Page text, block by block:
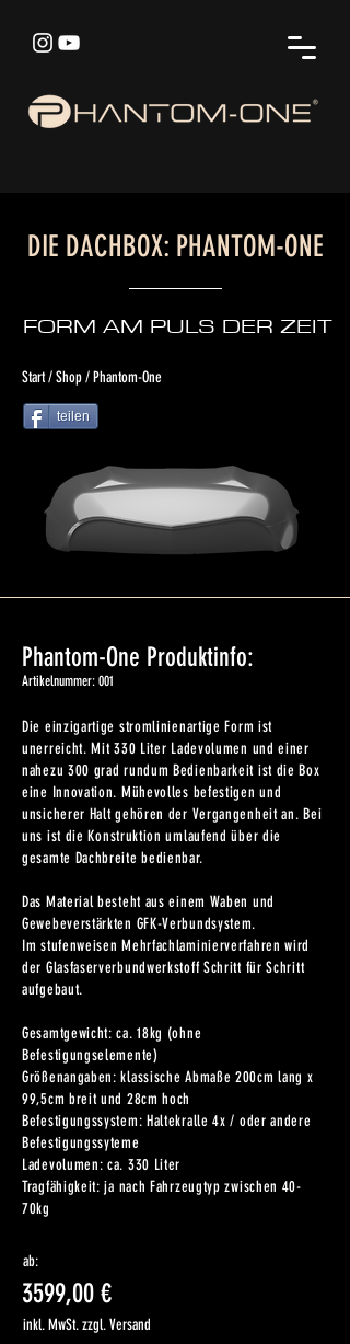
DIE DACHBOX: PHANTOM-ONE
FORM AM PULS DER ZEIT
Start / Shop / Phantom-One
teilen
Phantom-One Produktinfo:
Artikelnummer: 001
Die einzigartige stromlinienartige Form ist
unerreicht. Mit 330 Liter Ladevolumen und einer
nahezu 300 grad rundum Bedienbarkeit ist die Box
eine Innovation. Mühevolles befestigen und
unsicherer Halt gehören der Vergangenheit an. Bei
uns ist die Konstruktion umlaufend über die
gesamte Dachbreite bedienbar.
Das Material besteht aus einem Waben und
Gewebeverstärkten GFK-Verbundsystem.
Im stufenweisen Mehrfachlaminierverfahren wird
der Glasfaserverbundwerkstoff Schritt für Schritt
aufgebaut.
Gesamtgewicht: ca. 18kg (ohne
Befestigungselemente)
Größenangaben: klassische Abmaße 200cm lang x
99,5cm breit und 28cm hoch
Befestigungssystem: Haltekralle 4x / oder andere
Befestigungssyteme
Ladevolumen: ca. 330 Liter
Tragfähigkeit: ja nach Fahrzeugtyp zwischen 40-
70kg
ab:
3599,00 €
inkl. MwSt. zzgl. Versand